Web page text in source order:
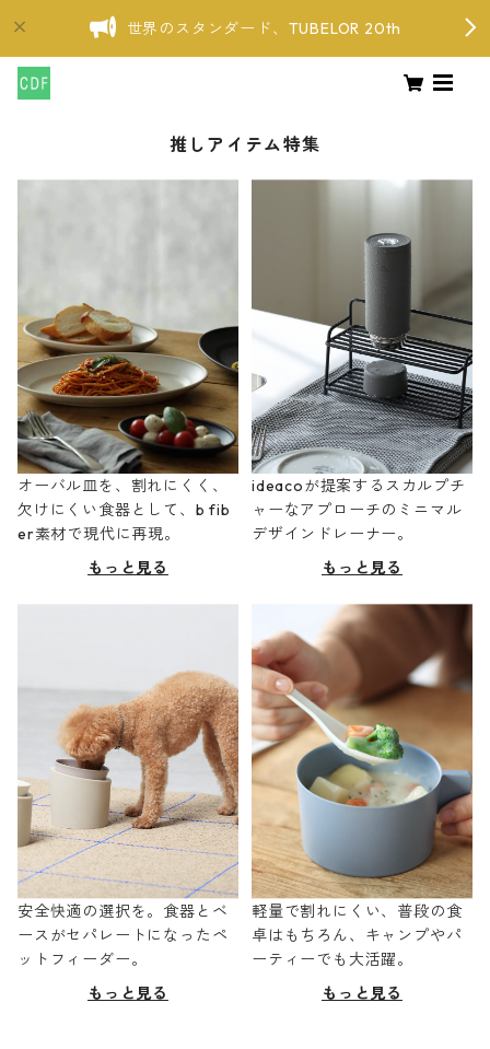
世界のスタンダード、TUBELOR 20th
推しアイテム特集
オーバル皿を、割れにくく、
欠けにくい食器として、b fib
er素材で現代に再現。
もっと見る
ideacoが提案するスカルプチ
ャーなアプローチのミニマル
デザインドレーナー。
もっと見る
安全快適の選択を。食器とベ
ースがセパレートになったペ
ットフィーダー。
もっと見る
軽量で割れにくい、普段の食
卓はもちろん、キャンプやパ
ーティーでも大活躍。
もっと見る